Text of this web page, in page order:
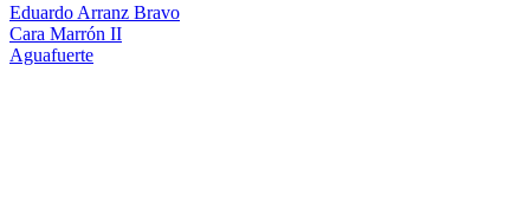
Eduardo Arranz Bravo
Cara Marrón II
Aguafuerte